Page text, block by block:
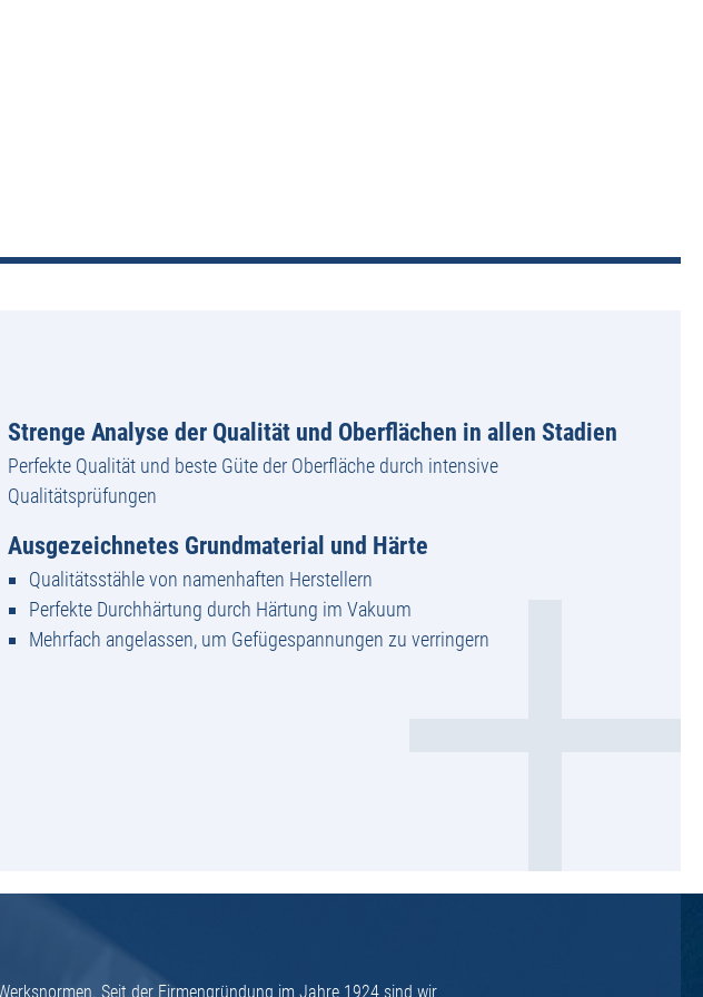
Strenge Analyse der Qualität und Oberflächen in allen Stadien
Perfekte Qualität und beste Güte der Oberfläche durch intensive
Qualitätsprüfungen
Ausgezeichnetes Grundmaterial und Härte
Qualitätsstähle von namenhaften Herstellern
Perfekte Durchhärtung durch Härtung im Vakuum
Mehrfach angelassen, um Gefügespannungen zu verringern
Seit der Firmengründung im Jahre 1924 sind wir